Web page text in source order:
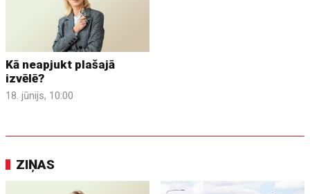
Kā neapjukt plašajā
izvēlē?
18. jūnijs, 10:00
ZIŅAS